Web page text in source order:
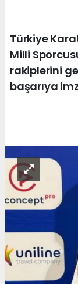
Türkiye
Milli
rakiplerini
başarıya